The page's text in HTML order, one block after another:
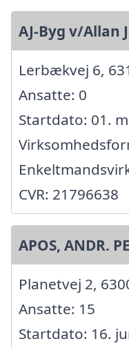
AJ-Byg v/Allan
Lerbækvej 6,
Ansatte: 0
Startdato: 01.
CVR: 21796638
APOS, ANDR.
Planetvej 2,
Ansatte: 15
Startdato: 16.